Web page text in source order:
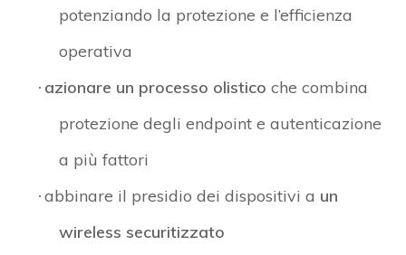
potenziando la protezione e l’efficienza
operativa
· azionare un processo olistico che combina
protezione degli endpoint e autenticazione
a più fattori
· abbinare il presidio dei dispositivi a un
wireless securitizzato